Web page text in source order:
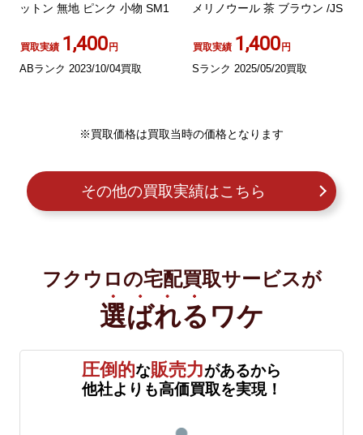
ットン 無地 ピンク 小物 SM1
買取実績 1,400円
ABランク 2023/10/04買取
メリノウール 茶 ブラウン /JS
買取実績 1,400円
Sランク 2025/05/20買取
※買取価格は買取当時の価格となります
その他の買取実績はこちら
フクウロの宅配買取サービスが
選ばれる ワケ
圧倒的な販売力があるから
他社よりも高価買取を実現！